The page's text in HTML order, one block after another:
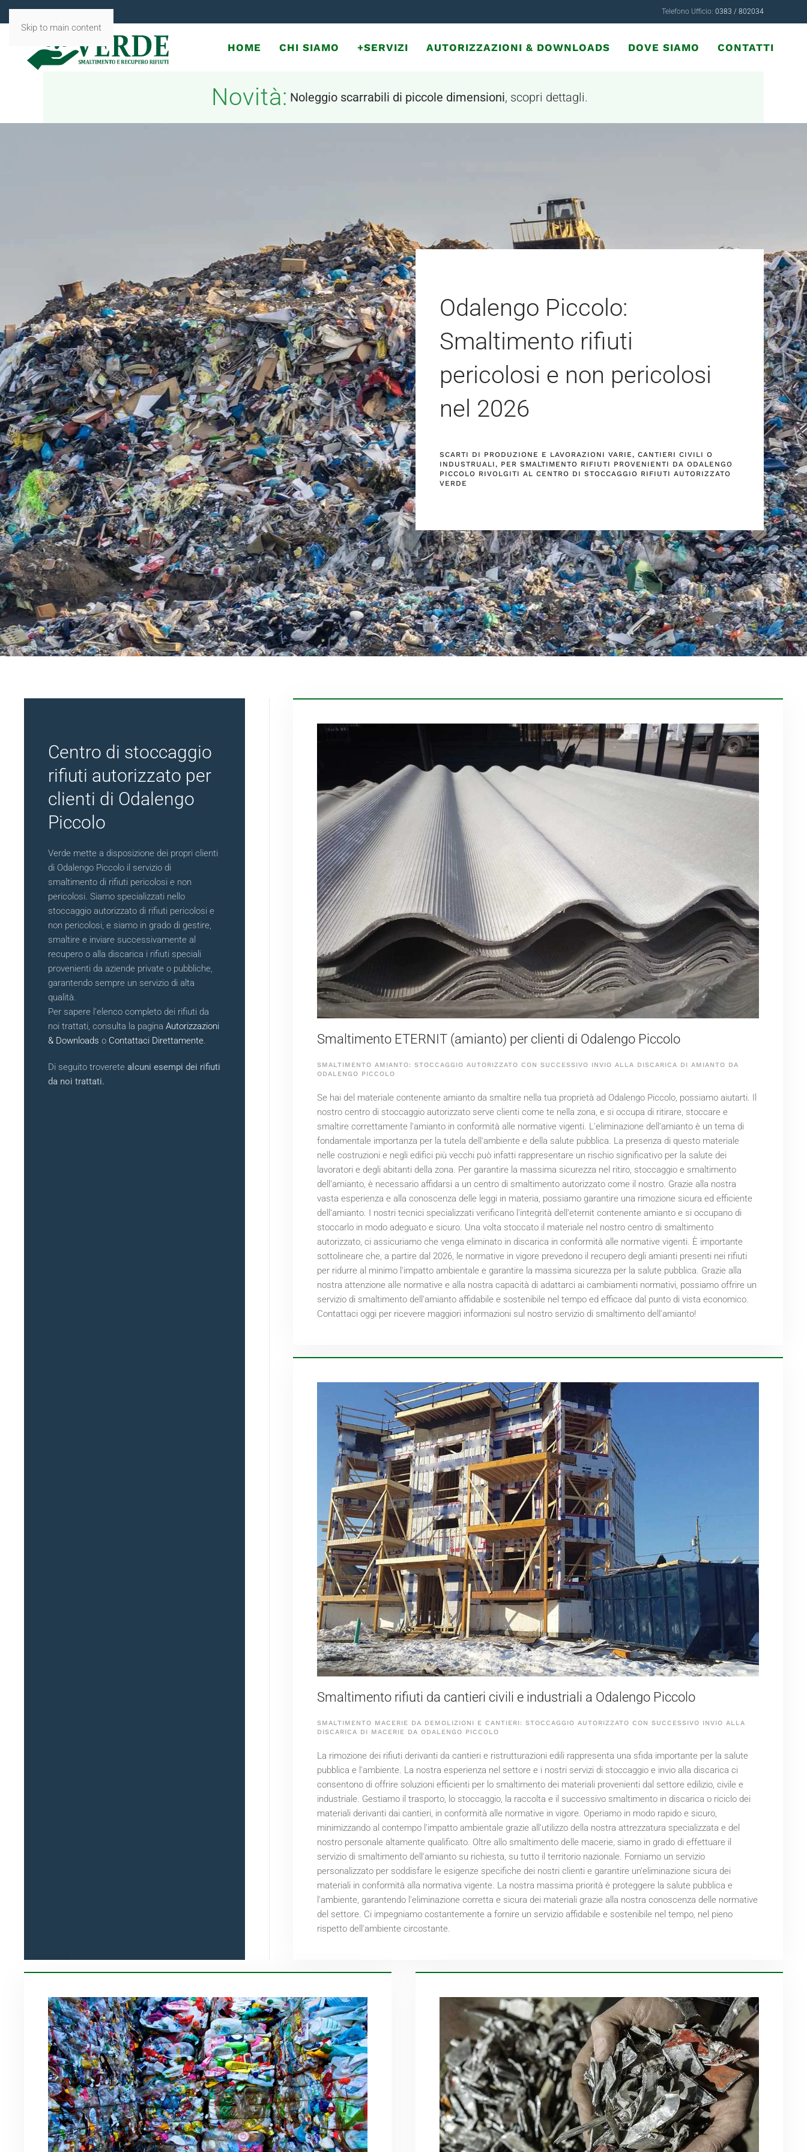
Skip to main content
Telefono Ufficio: 0383 / 802034
HOME CHI SIAMO +SERVIZI AUTORIZZAZIONI & DOWNLOADS DOVE SIAMO CONTATTI
Novità: Noleggio scarrabili di piccole dimensioni, scopri dettagli.
Odalengo Piccolo:
Smaltimento rifiuti
pericolosi e non pericolosi
nel 2026
SCARTI DI PRODUZIONE E LAVORAZIONI VARIE, CANTIERI CIVILI O
INDUSTRUALI, PER SMALTIMENTO RIFIUTI PROVENIENTI DA ODALENGO
PICCOLO RIVOLGITI AL CENTRO DI STOCCAGGIO RIFIUTI AUTORIZZATO
VERDE
Centro di stoccaggio
rifiuti autorizzato per
clienti di Odalengo
Piccolo
Verde mette a disposizione dei propri clienti
di Odalengo Piccolo il servizio di
smaltimento di rifiuti pericolosi e non
pericolosi. Siamo specializzati nello
stoccaggio autorizzato di rifiuti pericolosi e
non pericolosi, e siamo in grado di gestire,
smaltire e inviare successivamente al
recupero o alla discarica i rifiuti speciali
provenienti da aziende private o pubbliche,
garantendo sempre un servizio di alta
qualità.
Per sapere l'elenco completo dei rifiuti da
noi trattati, consulta la pagina Autorizzazioni
& Downloads o Contattaci Direttamente.
Di seguito troverete alcuni esempi dei rifiuti
da noi trattati.
Smaltimento ETERNIT (amianto) per clienti di Odalengo Piccolo
SMALTIMENTO AMIANTO: STOCCAGGIO AUTORIZZATO CON SUCCESSIVO INVIO ALLA DISCARICA DI AMIANTO DA
ODALENGO PICCOLO
Se hai del materiale contenente amianto da smaltire nella tua proprietà ad Odalengo Piccolo, possiamo aiutarti. Il
nostro centro di stoccaggio autorizzato serve clienti come te nella zona, e si occupa di ritirare, stoccare e
smaltire correttamente l'amianto in conformità alle normative vigenti. L'eliminazione dell'amianto è un tema di
fondamentale importanza per la tutela dell'ambiente e della salute pubblica. La presenza di questo materiale
nelle costruzioni e negli edifici più vecchi può infatti rappresentare un rischio significativo per la salute dei
lavoratori e degli abitanti della zona. Per garantire la massima sicurezza nel ritiro, stoccaggio e smaltimento
dell'amianto, è necessario affidarsi a un centro di smaltimento autorizzato come il nostro. Grazie alla nostra
vasta esperienza e alla conoscenza delle leggi in materia, possiamo garantire una rimozione sicura ed efficiente
dell'amianto. I nostri tecnici specializzati verificano l'integrità dell'eternit contenente amianto e si occupano di
stoccarlo in modo adeguato e sicuro. Una volta stoccato il materiale nel nostro centro di smaltimento
autorizzato, ci assicuriamo che venga eliminato in discarica in conformità alle normative vigenti. È importante
sottolineare che, a partire dal 2026, le normative in vigore prevedono il recupero degli amianti presenti nei rifiuti
per ridurre al minimo l'impatto ambientale e garantire la massima sicurezza per la salute pubblica. Grazie alla
nostra attenzione alle normative e alla nostra capacità di adattarci ai cambiamenti normativi, possiamo offrire un
servizio di smaltimento dell'amianto affidabile e sostenibile nel tempo ed efficace dal punto di vista economico.
Contattaci oggi per ricevere maggiori informazioni sul nostro servizio di smaltimento dell'amianto!
Smaltimento rifiuti da cantieri civili e industriali a Odalengo Piccolo
SMALTIMENTO MACERIE DA DEMOLIZIONI E CANTIERI: STOCCAGGIO AUTORIZZATO CON SUCCESSIVO INVIO ALLA
DISCARICA DI MACERIE DA ODALENGO PICCOLO
La rimozione dei rifiuti derivanti da cantieri e ristrutturazioni edili rappresenta una sfida importante per la salute
pubblica e l'ambiente. La nostra esperienza nel settore e i nostri servizi di stoccaggio e invio alla discarica ci
consentono di offrire soluzioni efficienti per lo smaltimento dei materiali provenienti dal settore edilizio, civile e
industriale. Gestiamo il trasporto, lo stoccaggio, la raccolta e il successivo smaltimento in discarica o riciclo dei
materiali derivanti dai cantieri, in conformità alle normative in vigore. Operiamo in modo rapido e sicuro,
minimizzando al contempo l'impatto ambientale grazie all'utilizzo della nostra attrezzatura specializzata e del
nostro personale altamente qualificato. Oltre allo smaltimento delle macerie, siamo in grado di effettuare il
servizio di smaltimento dell'amianto su richiesta, su tutto il territorio nazionale. Forniamo un servizio
personalizzato per soddisfare le esigenze specifiche dei nostri clienti e garantire un'eliminazione sicura dei
materiali in conformità alla normativa vigente. La nostra massima priorità è proteggere la salute pubblica e
l'ambiente, garantendo l'eliminazione corretta e sicura dei materiali grazie alla nostra conoscenza delle normative
del settore. Ci impegniamo costantemente a fornire un servizio affidabile e sostenibile nel tempo, nel pieno
rispetto dell'ambiente circostante.